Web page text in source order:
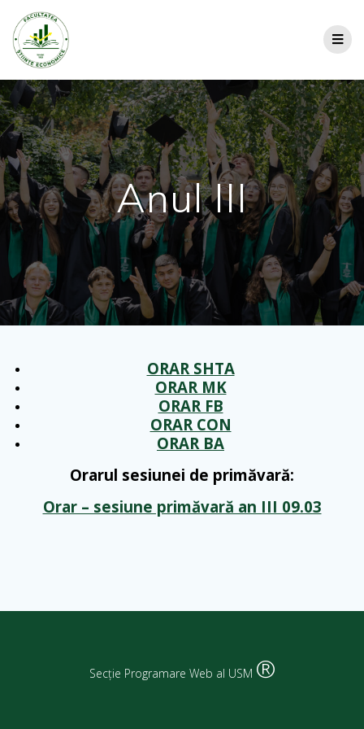
Anul III
ORAR SHTA
ORAR MK
ORAR FB
ORAR CON
ORAR BA
Orarul sesiunei de primăvară:
Orar – sesiune primăvară an III 09.03
Secție Programare Web al USM ®